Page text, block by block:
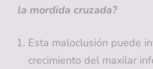
la mordida cruzada?
Esta maloclusión puede
crecimiento del maxilar